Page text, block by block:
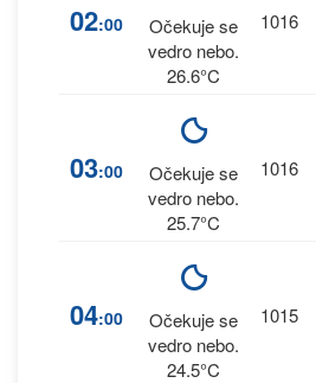
02:00
Očekuje se
vedro nebo.
26.6°C
1016
03:00
Očekuje se
vedro nebo.
25.7°C
1016
04:00
Očekuje se
vedro nebo.
24.5°C
1015